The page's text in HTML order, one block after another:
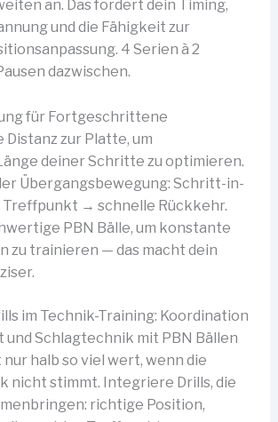
an. Das fordert dein Timing,
und die Fähigkeit zur
4 Serien à 2
dazwischen.
für Fortgeschrittene
Distanz zur Platte, um
deiner Schritte zu optimieren.
Übergangsbewegung: Schritt-in-
→ schnelle Rückkehr.
PBN Bälle, um konstante
zu trainieren — das macht dein
im Technik-Training: Koordination
und Schlagtechnik mit PBN Bällen
halb so viel wert, wenn die
nicht stimmt. Integriere Drills, die
richtige Position,